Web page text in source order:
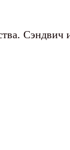
Сэндвич